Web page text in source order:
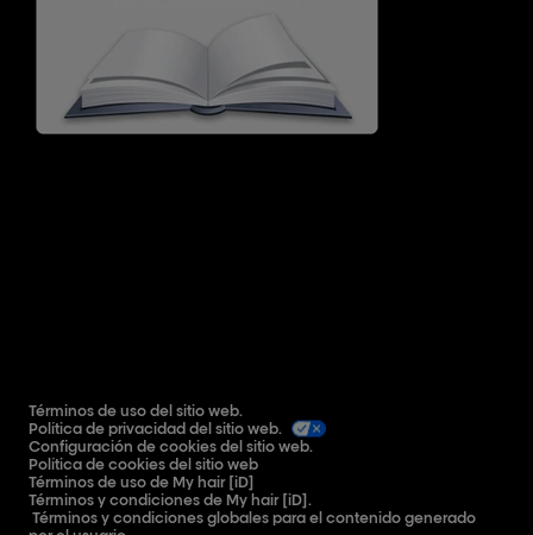
Términos de uso del sitio web.
Política de privacidad del sitio web.
Configuración de cookies del sitio web.
Política de cookies del sitio web
Términos de uso de My hair [iD]
Términos y condiciones de My hair [iD].
Términos y condiciones globales para el contenido generado